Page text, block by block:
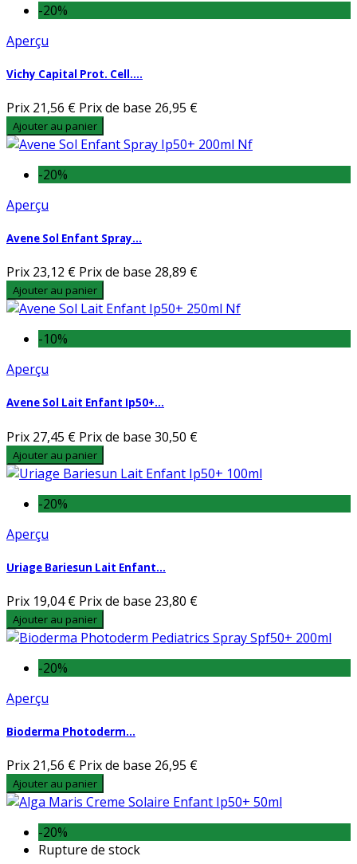
-20%
Aperçu
Vichy Capital Prot. Cell....
Prix 21,56 € Prix de base 26,95 €
Ajouter au panier
-20%
Aperçu
Avene Sol Enfant Spray...
Prix 23,12 € Prix de base 28,89 €
Ajouter au panier
-10%
Aperçu
Avene Sol Lait Enfant Ip50+...
Prix 27,45 € Prix de base 30,50 €
Ajouter au panier
-20%
Aperçu
Uriage Bariesun Lait Enfant...
Prix 19,04 € Prix de base 23,80 €
Ajouter au panier
-20%
Aperçu
Bioderma Photoderm...
Prix 21,56 € Prix de base 26,95 €
Ajouter au panier
-20%
Rupture de stock